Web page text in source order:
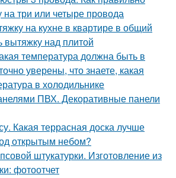
на три или четыре провода
на кухне в квартире в общий
вытяжку над плитой
температура должна быть в
уверены, что знаете, какая
в холодильнике
ПВХ. Декоративные панели
Какая террасная доска лучше
открытым небом?
штукатурки. Изготовление из
фотоотчет